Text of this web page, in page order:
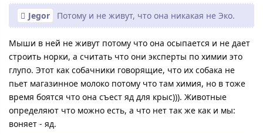
Jegor Потому и не живут, что она никакая не Эко.
Мыши в ней не живут потому что она осыпается и не дает
строить норки, а считать что они эксперты по химии это
глупо. Этот как собачники говорящие, что их собака не
пьет магазинное молоко потому что там химия, но в тоже
время боятся что она съест яд для крыс))). Животные
определяют что можно есть, а что нет так же как и мы:
воняет - яд.